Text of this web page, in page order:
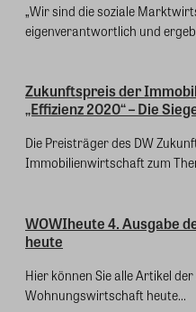
„Wir sind die soziale
eigenverantwortlich und
Zukunftspreis der
„Effizienz 2020“ – Die
Die Preisträger des DW
Immobilienwirtschaft zum
WOWIheute 4. Ausgabe
heute
Hier können Sie alle Artikel
Wohnungswirtschaft heute...